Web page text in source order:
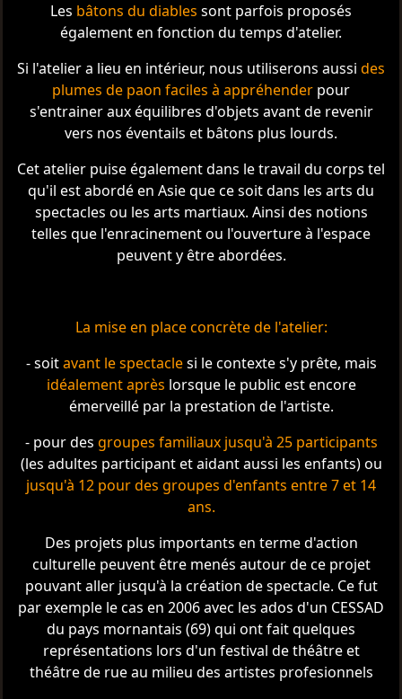
Les bâtons du diables sont parfois proposés
également en fonction du temps d'atelier.
Si l'atelier a lieu en intérieur, nous utiliserons aussi des
plumes de paon faciles à appréhender pour
s'entrainer aux équilibres d'objets avant de revenir
vers nos éventails et bâtons plus lourds.
Cet atelier puise également dans le travail du corps tel
qu'il est abordé en Asie que ce soit dans les arts du
spectacles ou les arts martiaux. Ainsi des notions
telles que l'enracinement ou l'ouverture à l'espace
peuvent y être abordées.
La mise en place concrète de l'atelier:
- soitavant le spectaclesi le contexte s'y prête, mais
idéalement après lorsque le public est encore
émerveillé par la prestation de l'artiste.
- pour des groupes familiaux jusqu'à 25 participants
(les adultes participant et aidant aussi les enfants) ou
jusqu'à 12 pour des groupes d'enfants entre 7 et 14
ans.
Des projets plus importants en terme d'action
culturelle peuvent être menés autour de ce projet
pouvant aller jusqu'à la création de spectacle. Ce fut
par exemple le cas en 2006 avec les ados d'un CESSAD
du pays mornantais (69) qui ont fait quelques
représentations lors d'un festival de théâtre et
théâtre de rue au milieu des artistes profesionnels